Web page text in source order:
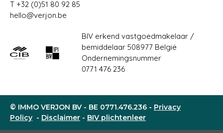
T +32 (0)51 80 92 85
hello@verjon.be
BIV erkend vastgoedmakelaar /
bemiddelaar 508977 België
Ondernemingsnummer
0771 476 236
© IMMO VERJON BV - BE 0771.476.236 - Privacy
Policy - Disclaimer - BIV plichtenleer